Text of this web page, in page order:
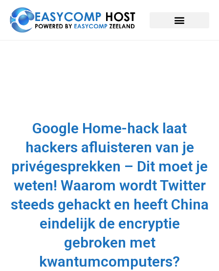
Google Home-hack laat
hackers afluisteren van je
privégesprekken – Dit moet je
weten! Waarom wordt Twitter
steeds gehackt en heeft China
eindelijk de encryptie
gebroken met
kwantumcomputers?